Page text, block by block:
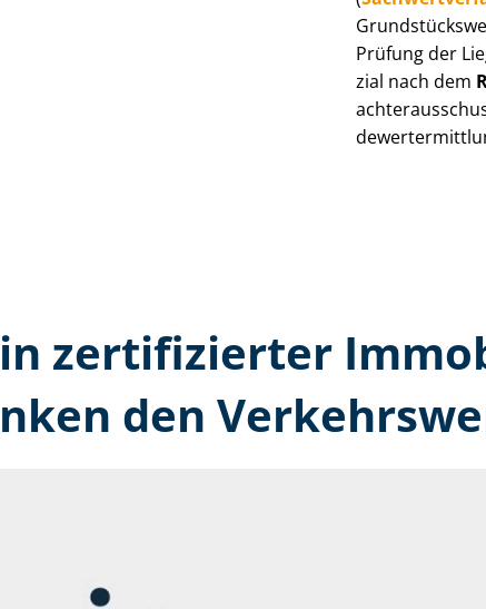
Prüfung der
zi­al nach dem
zertifizierter
den